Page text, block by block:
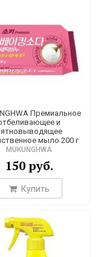
Премиальное
и
мыло 200 г
MUKUNGHWA
150 руб.
Купить